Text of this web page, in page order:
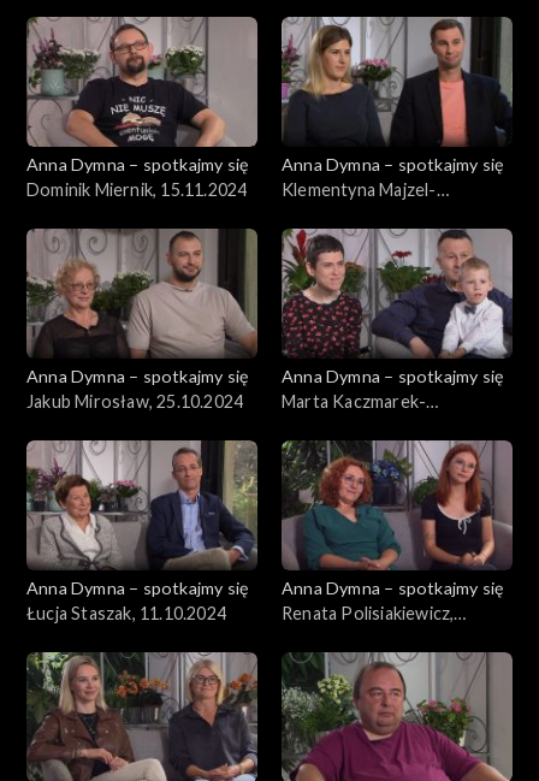
Anna Dymna – spotkajmy się
Dominik Miernik, 15.11.2024
Anna Dymna – spotkajmy się
Klementyna Majzel-
Anna Dymna – spotkajmy się
Jakub Mirosław, 25.10.2024
Anna Dymna – spotkajmy się
Marta Kaczmarek-
Anna Dymna – spotkajmy się
Łucja Staszak, 11.10.2024
Anna Dymna – spotkajmy się
Renata Polisiakiewicz,